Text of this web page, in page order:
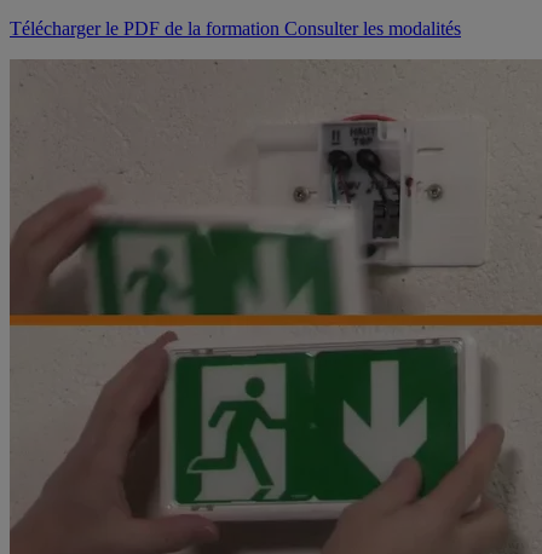
Télécharger le PDF de la formation Consulter les modalités